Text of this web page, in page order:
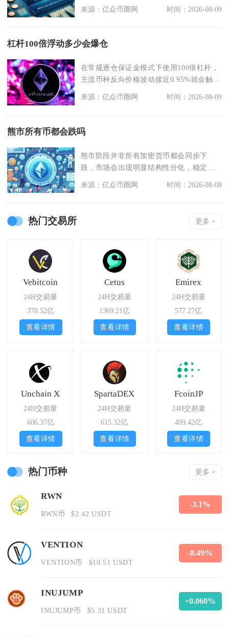
来源：亿众币圈网 时间：2026-08-09
杠杆100倍浮动多少会爆仓
在常规逐仓保证金模式下使用100倍杠杆，
主流币种反向价格波动接近0.95%就会触发
爆仓，理
来源：亿众币圈网 时间：2026-08-09
熊市所有币都会跌吗
熊市阶段并非所有加密货币都会同步下
跌，市场会出现明显结构性分化，稳定币
来源：亿众币圈网 时间：2026-08-08
热门交易所 更多 +
Vebitcoin
24H交易量
370.52亿
查看详情
Cetus
24H交易量
1369.21亿
查看详情
Emirex
24H交易量
577.27亿
查看详情
Unchain X
24H交易量
606.37亿
查看详情
SpartaDEX
24H交易量
615.32亿
查看详情
FcoinJP
24H交易量
499.42亿
查看详情
热门币种 更多 +
RWN
RWN币 $2.42 USDT
-3.1%
VENTION
VENTION币 $10.51 USDT
-8.49%
INUJUMP
INUJUMP币 $5.31 USDT
+0.060%